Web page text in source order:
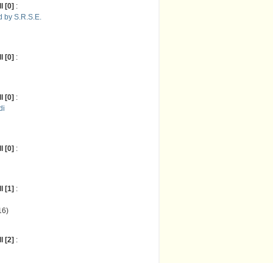
[0] :
by S.R.S.E.
[0] :
[0] :
[0] :
[1] :
[2] :